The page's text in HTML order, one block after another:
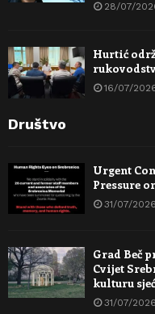
28/07/
Hurtić
16/07/
Društvo
Urgent
Pressure
31/07/2026
Grad Beč
Cvijet
kulturu
31/07/2026